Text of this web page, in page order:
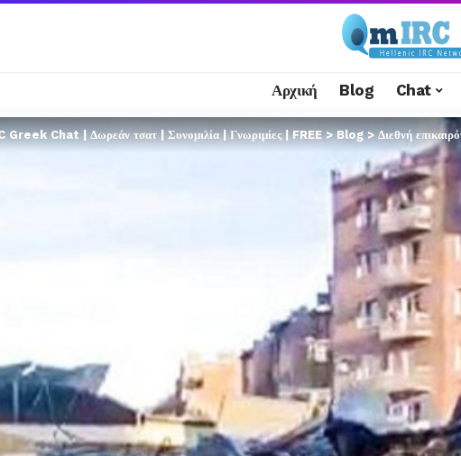
Αρχική Blog Chat
Chat | Δωρεάν τσατ | Συνομιλία | Γνωριμίες | FREE>Blog>Διεθνή